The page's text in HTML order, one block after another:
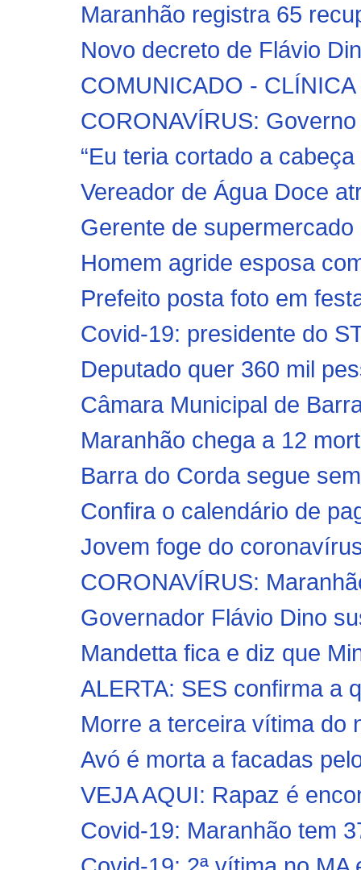
Maranhão registra 65
Novo decreto de Flávio
COMUNICADO -
CORONAVÍRUS:
“Eu teria cortado a
Vereador de Água Doce
Gerente de
Homem agride esposa
Prefeito posta foto em
Covid-19: presidente do
Deputado quer 360 mil
Câmara Municipal de
Maranhão chega a 12
Barra do Corda segue
Confira o calendário de
Jovem foge do
CORONAVÍRUS:
Governador Flávio Dino
Mandetta fica e diz que
ALERTA: SES confirma a
Morre a terceira vítima do
Avó é morta a facadas
VEJA AQUI: Rapaz é
Covid-19: Maranhão tem